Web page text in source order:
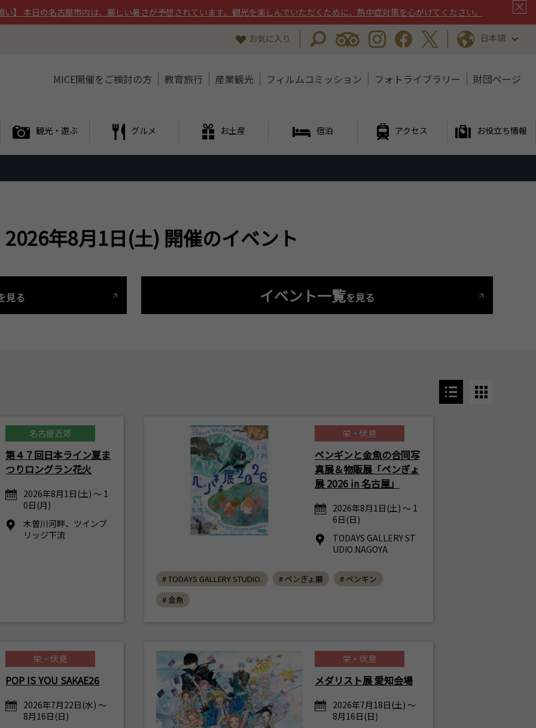
】 本日の名古屋市内は、厳しい暑さが予想されています。観光を楽しんでいただくために、熱中症対策を心がけてください。
お気に入り 日本語
MICE開催をご検討の方 教育旅行 産業観光 フィルムコミッション フォトライブラリー 財団ページ
観光・遊ぶ グルメ お土産 宿泊 アクセス お役立ち情報
2026年8月1日(土) 開催のイベント
見る イベント一覧を見る
名古屋近郊
第４７回日本ライン夏ま
つりロングラン花火
2026年8月1日(土) ～ 1
0日(月)
木曽川河畔、ツインブ
リッジ下流
栄・伏見
ペンギンと金魚の合同写
真展＆物販展「ペンぎょ
展 2026 in 名古屋」
2026年8月1日(土) ～ 1
6日(日)
TODAYS GALLERY ST
UDIO.NAGOYA
# TODAYS GALLERY STUDIO. # ペンぎょ展
# ペンギン
# 金魚
栄・伏見
POP IS YOU SAKAE26
2026年7月22日(水) ～
8月16日(日)
栄・伏見
メダリスト展 愛知会場
2026年7月18日(土) ～
8月16日(日)